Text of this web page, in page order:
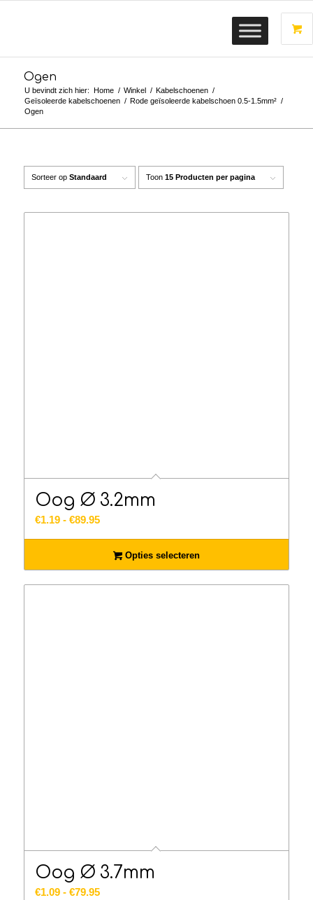
Ogen
U bevindt zich hier: Home / Winkel / Kabelschoenen /
Geïsoleerde kabelschoenen / Rode geïsoleerde kabelschoen 0.5-1.5mm² /
Ogen
Sorteer op Standaard Toon 15 Producten per pagina
Oog Ø 3.2mm
€1.19 - €89.95Prijsklasse:
€89.95
Opties selecteren
Oog Ø 3.7mm
€1.09 - €79.95Prijsklasse: